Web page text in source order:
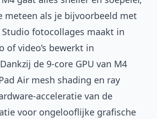
meteen als je bijvoorbeeld met
fotocollages maakt in
of video’s bewerkt in
de 9-core GPU van M4
Air mesh shading en ray
acceleratie van de
voor ongelooflijke grafische